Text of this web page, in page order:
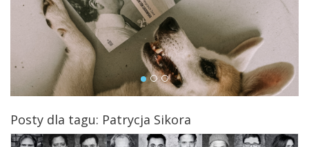
Posty dla tagu: Patrycja Sikora